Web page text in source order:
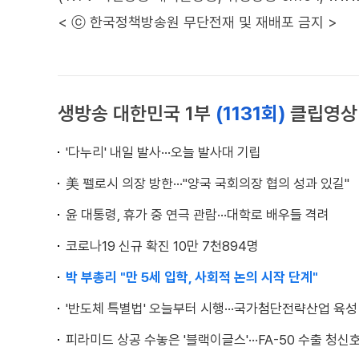
< ⓒ 한국정책방송원 무단전재 및 재배포 금지 >
생방송 대한민국 1부 (1131회) 클립영상
'다누리' 내일 발사···오늘 발사대 기립
美 펠로시 의장 방한···"양국 국회의장 협의 성과 있길"
윤 대통령, 휴가 중 연극 관람···대학로 배우들 격려
코로나19 신규 확진 10만 7천894명
박 부총리 "만 5세 입학, 사회적 논의 시작 단계"
'반도체 특별법' 오늘부터 시행···국가첨단전략산업 육성
피라미드 상공 수놓은 '블랙이글스'···FA-50 수출 청신